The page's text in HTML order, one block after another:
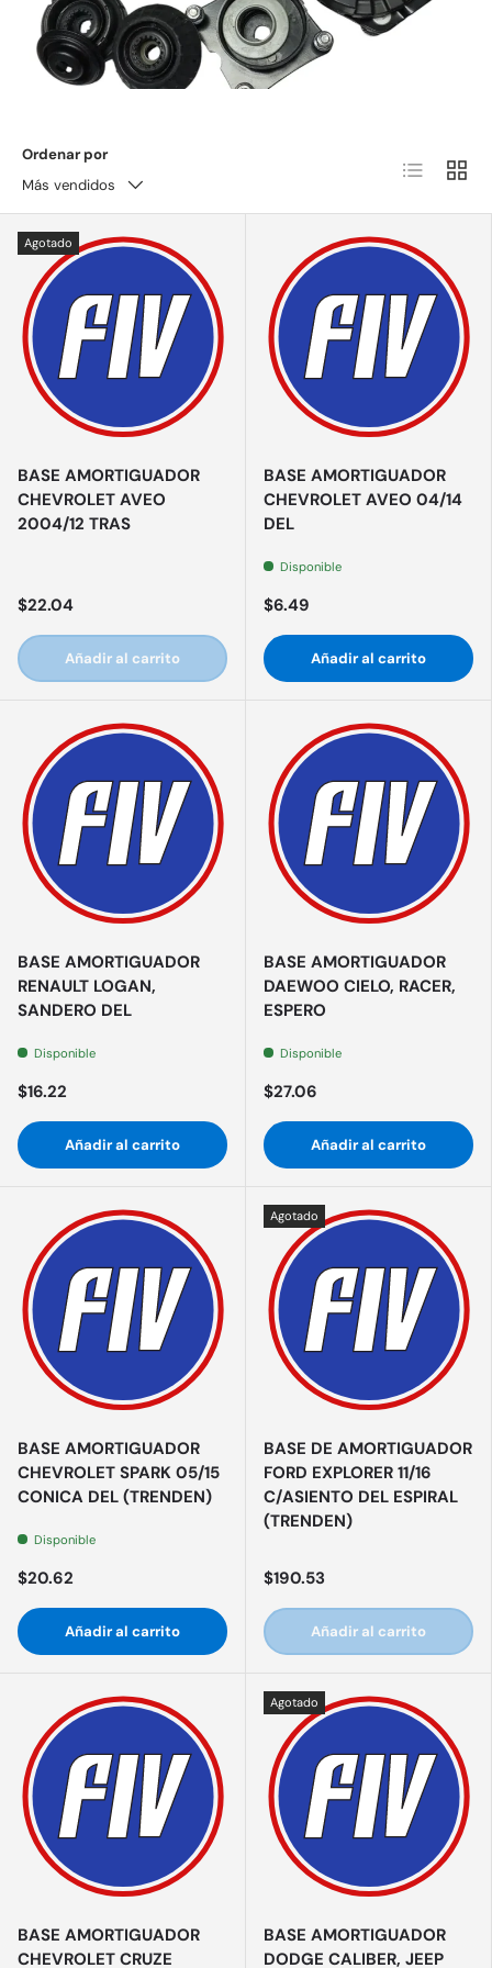
Ordenar por
Más vendidos
Lista
Agotado
BASE AMORTIGUADOR
CHEVROLET AVEO
2004/12 TRAS
$22.04
Añadir al carrito
BASE AMORTIGUADOR
CHEVROLET AVEO 04/14
DEL
Disponible
$6.49
Añadir al carrito
BASE AMORTIGUADOR
RENAULT LOGAN,
SANDERO DEL
Disponible
$16.22
Añadir al carrito
BASE AMORTIGUADOR
DAEWOO CIELO, RACER,
ESPERO
Disponible
$27.06
Añadir al carrito
BASE AMORTIGUADOR
CHEVROLET SPARK 05/15
CONICA DEL (TRENDEN)
Disponible
$20.62
Añadir al carrito
Agotado
BASE DE AMORTIGUADOR
FORD EXPLORER 11/16
C/ASIENTO DEL ESPIRAL
(TRENDEN)
$190.53
Añadir al carrito
BASE AMORTIGUADOR
CHEVROLET CRUZE
Agotado
BASE AMORTIGUADOR
DODGE CALIBER, JEEP